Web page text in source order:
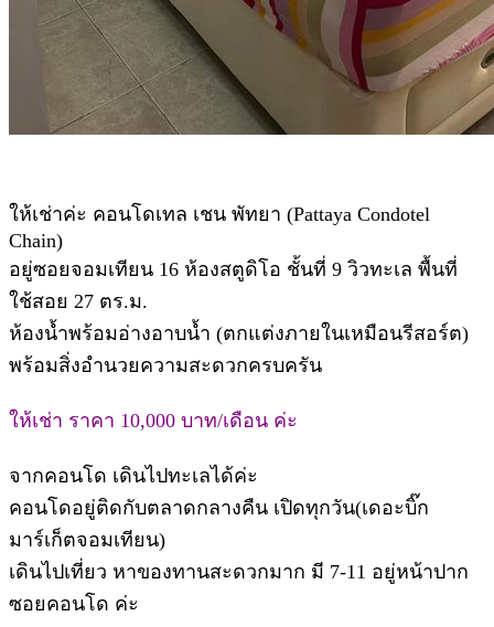
ให้เช่าค่ะ คอนโดเทล เชน พัทยา (Pattaya Condotel
Chain)
อยู่ซอยจอมเทียน 16 ห้องสตูดิโอ ชั้นที่ 9 วิวทะเล พื้นที่
ใช้สอย 27 ตร.ม.
ห้องน้ำพร้อมอ่างอาบน้ำ (ตกแต่งภายในเหมือนรีสอร์ต)
พร้อมสิ่งอำนวยความสะดวกครบครัน
ให้เช่า ราคา 10,000 บาท/เดือน ค่ะ
จากคอนโด เดินไปทะเลได้ค่ะ
คอนโดอยู่ติดกับตลาดกลางคืน เปิดทุกวัน(เดอะบิ๊ก
มาร์เก็ตจอมเทียน)
เดินไปเที่ยว หาของทานสะดวกมาก มี 7-11 อยู่หน้าปาก
ซอยคอนโด ค่ะ